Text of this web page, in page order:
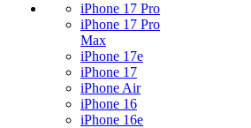
iPhone 17 Pro
iPhone 17 Pro
Max
iPhone 17e
iPhone 17
iPhone Air
iPhone 16
iPhone 16e